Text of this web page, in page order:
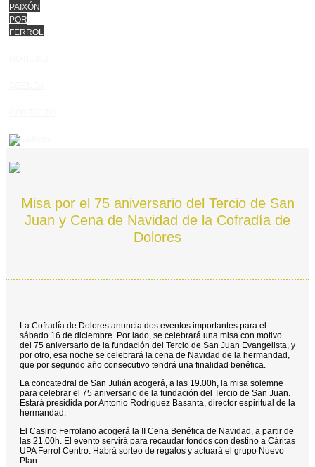
PAIXÓN
POR
FERROL
Misa por el 75 aniversario del Tercio de San
Juan y Cena de Navidad de la Cofradía de
Dolores
La Cofradía de Dolores anuncia dos eventos importantes para el
sábado 16 de diciembre. Por lado, se celebrará una misa con motivo
del 75 aniversario de la fundación del Tercio de San Juan Evangelista, y
por otro, esa noche se celebrará la cena de Navidad de la hermandad,
que por segundo año consecutivo tendrá una finalidad benéfica.
La concatedral de San Julián acogerá, a las 19.00h, la misa solemne
para celebrar el 75 aniversario de la fundación del Tercio de San Juan.
Estará presidida por Antonio Rodríguez Basanta, director espiritual de la
hermandad.
El Casino Ferrolano acogerá la II Cena Benéfica de Navidad, a partir de
las 21.00h. El evento servirá para recaudar fondos con destino a Cáritas
UPA Ferrol Centro. Habrá sorteo de regalos y actuará el grupo Nuevo
Plan.